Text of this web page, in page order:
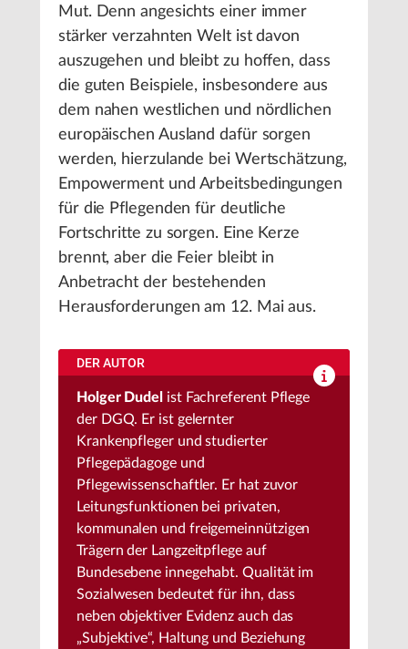
Mut. Denn angesichts einer immer
stärker verzahnten Welt ist davon
auszugehen und bleibt zu hoffen, dass
die guten Beispiele, insbesondere aus
dem nahen westlichen und nördlichen
europäischen Ausland dafür sorgen
werden, hierzulande bei Wertschätzung,
Empowerment und Arbeitsbedingungen
für die Pflegenden für deutliche
Fortschritte zu sorgen. Eine Kerze
brennt, aber die Feier bleibt in
Anbetracht der bestehenden
Herausforderungen am 12. Mai aus.
DER AUTOR
Holger Dudel ist Fachreferent Pflege
der DGQ. Er ist gelernter
Krankenpfleger und studierter
Pflegepädagoge und
Pflegewissenschaftler. Er hat zuvor
Leitungsfunktionen bei privaten,
kommunalen und freigemeinnützigen
Trägern der Langzeitpflege auf
Bundesebene innegehabt. Qualität im
Sozialwesen bedeutet für ihn, dass
neben objektiver Evidenz auch das
„Subjektive“, Haltung und Beziehung